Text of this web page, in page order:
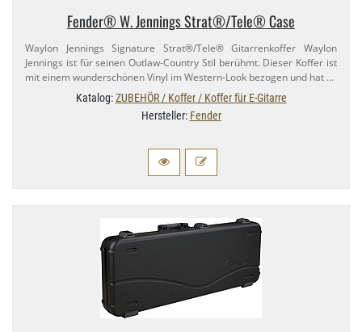
Fender® W. Jennings Strat®/​Tele® Case
Waylon Jennings Signature Strat®/​Tele® Gitarrenkoffer Waylon
Jennings ist für seinen Outlaw-​Country Stil berühmt. Dieser Koffer ist
mit einem wunderschönen Vinyl im Western-​Look bezogen und hat …
Katalog:ZUBEHÖR / Koffer / Koffer für E-Gitarre
Hersteller: Fender